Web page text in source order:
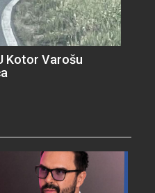
Kotor Varošu